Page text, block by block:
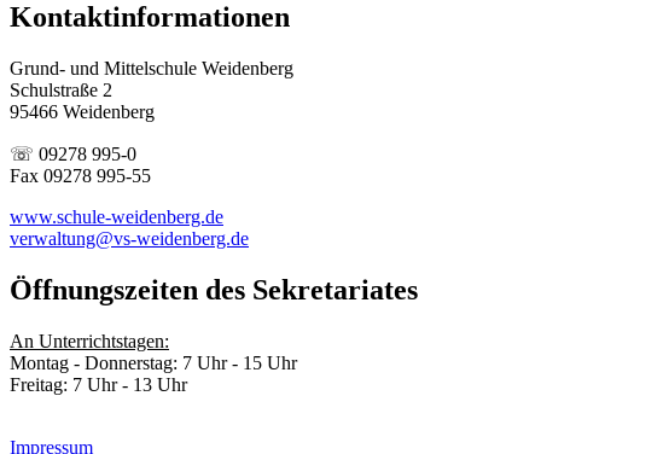
Kontaktinformationen
Grund- und Mittelschule Weidenberg
Schulstraße 2
95466 Weidenberg
☏ 09278 995-0
Fax 09278 995-55
www.schule-weidenberg.de
verwaltung@vs-weidenberg.de
Öffnungszeiten des Sekretariates
An Unterrichtstagen:
Montag - Donnerstag: 7 Uhr - 15 Uhr
Freitag: 7 Uhr - 13 Uhr
Impressum